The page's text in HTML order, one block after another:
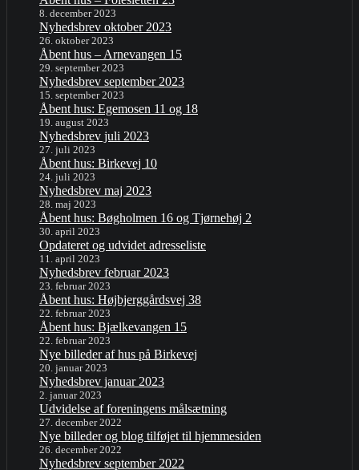
8. december 2023
Nyhedsbrev oktober 2023
26. oktober 2023
Åbent hus – Arnevangen 15
29. september 2023
Nyhedsbrev september 2023
15. september 2023
Åbent hus: Egemosen 11 og 18
19. august 2023
Nyhedsbrev juli 2023
27. juli 2023
Åbent hus: Birkevej 10
24. juli 2023
Nyhedsbrev maj 2023
28. maj 2023
Åbent hus: Bøgholmen 16 og Tjørnehøj 2
30. april 2023
Opdateret og udvidet adresseliste
11. april 2023
Nyhedsbrev februar 2023
23. februar 2023
Åbent hus: Højbjerggårdsvej 38
22. februar 2023
Åbent hus: Bjælkevangen 15
22. februar 2023
Nye billeder af hus på Birkevej
20. januar 2023
Nyhedsbrev januar 2023
2. januar 2023
Udvidelse af foreningens målsætning
27. december 2022
Nye billeder og blog tilføjet til hjemmesiden
26. december 2022
Nyhedsbrev september 2022